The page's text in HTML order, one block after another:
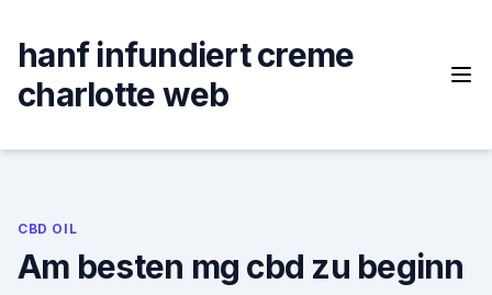
content
hanf infundiert creme
charlotte web
CBD OIL
Am besten mg cbd zu beginn